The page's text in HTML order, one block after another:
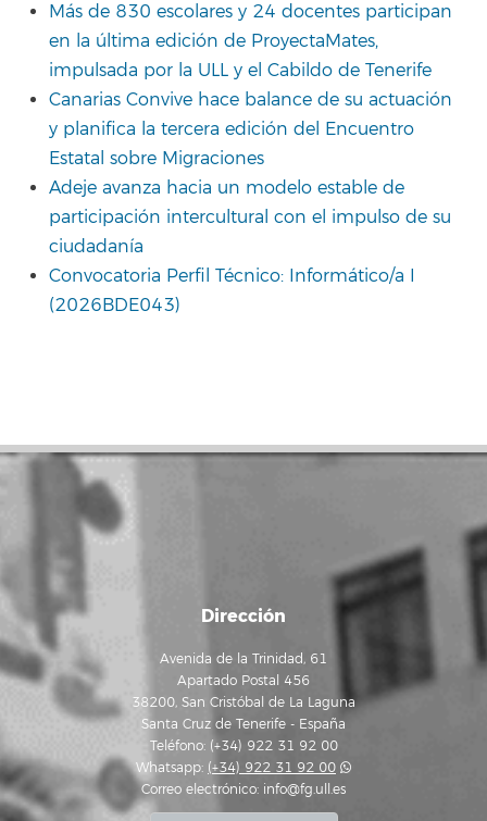
Más de 830 escolares y 24 docentes participan
en la última edición de ProyectaMates,
impulsada por la ULL y el Cabildo de Tenerife
Canarias Convive hace balance de su actuación
y planifica la tercera edición del Encuentro
Estatal sobre Migraciones
Adeje avanza hacia un modelo estable de
participación intercultural con el impulso de su
ciudadanía
Convocatoria Perfil Técnico: Informático/a I
(2026BDE043)
Dirección
Avenida de la Trinidad, 61
Apartado Postal 456
38200, San Cristóbal de La Laguna
Santa Cruz de Tenerife - España
Teléfono: (+34) 922 31 92 00
Whatsapp: (+34) 922 31 92 00
Correo electrónico: info@fg.ull.es